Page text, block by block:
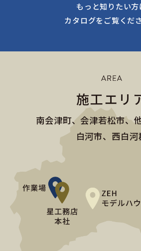
もっと知りたい方
カタログをご覧くだ
施工エリ
南会津町、会津若松市、
白河市、西白河